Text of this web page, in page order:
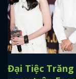
Đại Tiệc